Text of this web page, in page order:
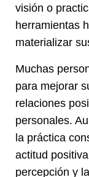
visión o
herramientas
materializar
Muchas
para mejorar
relaciones
personales.
la práctica
actitud
percepción y